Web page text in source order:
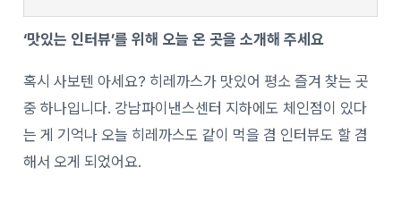
‘맛있는 인터뷰’를 위해 오늘 온 곳을 소개해 주세요
혹시 사보텐 아세요? 히레까스가 맛있어 평소 즐겨 찾는 곳
중 하나입니다. 강남파이낸스센터 지하에도 체인점이 있다
는 게 기억나 오늘 히레까스도 같이 먹을 겸 인터뷰도 할 겸
해서 오게 되었어요.